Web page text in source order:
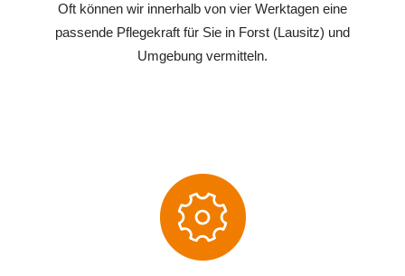
Oft können wir innerhalb von vier Werktagen eine
passende Pflegekraft für Sie in Forst (Lausitz) und
Umgebung vermitteln.